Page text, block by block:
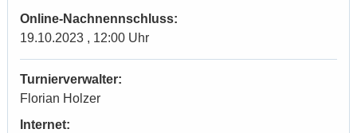
Online-Nachnennschluss:
19.10.2023 , 12:00 Uhr
Turnierverwalter:
Florian Holzer
Internet: